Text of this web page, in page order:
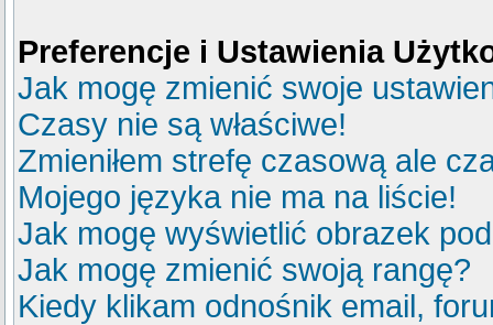
Preferencje i Ustawienia
Jak mogę zmienić swoje
Czasy nie są właściwe!
Zmieniłem strefę czasową ale
Mojego języka nie ma na liście!
Jak mogę wyświetlić obrazek
Jak mogę zmienić swoją rangę?
Kiedy klikam odnośnik email,